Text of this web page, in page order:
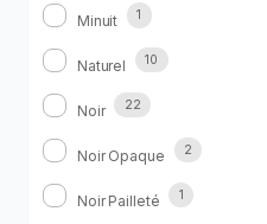
Minuit 1
Naturel 10
Noir 22
Noir Opaque 2
Noir Pailleté 1